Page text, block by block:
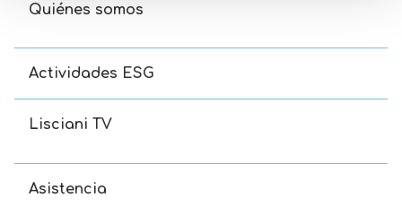
Quiénes somos
Actividades ESG
Lisciani TV
Asistencia